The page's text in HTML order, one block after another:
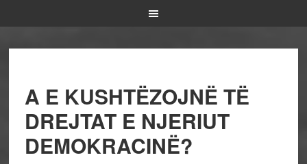
A E KUSHTËZOJNË TË
DREJTAT E NJERIUT
DEMOKRACINË?